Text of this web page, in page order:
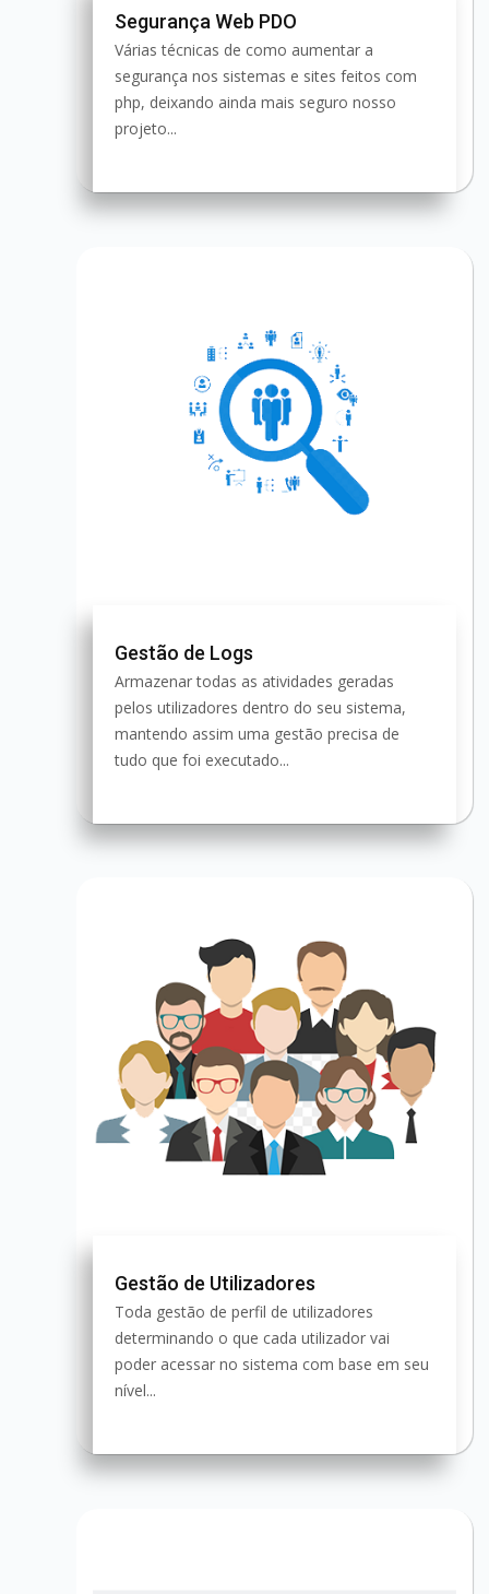
Segurança Web PDO
Várias técnicas de como aumentar a
segurança nos sistemas e sites feitos com
php, deixando ainda mais seguro nosso
projeto...
Gestão de Logs
Armazenar todas as atividades geradas
pelos utilizadores dentro do seu sistema,
mantendo assim uma gestão precisa de
tudo que foi executado...
Gestão de Utilizadores
Toda gestão de perfil de utilizadores
determinando o que cada utilizador vai
poder acessar no sistema com base em seu
nível...